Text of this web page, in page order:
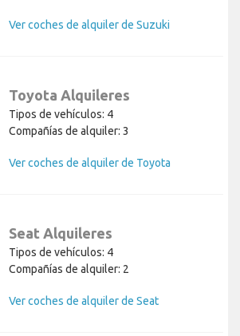
Ver coches de alquiler de Suzuki
Toyota Alquileres
Tipos de vehículos: 4
Compañías de alquiler: 3
Ver coches de alquiler de Toyota
Seat Alquileres
Tipos de vehículos: 4
Compañías de alquiler: 2
Ver coches de alquiler de Seat